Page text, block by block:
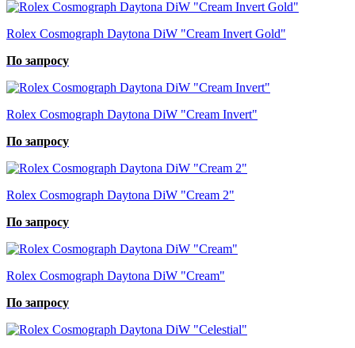
Rolex Cosmograph Daytona DiW "Cream Invert Gold"
По запросу
Rolex Cosmograph Daytona DiW "Cream Invert"
По запросу
Rolex Cosmograph Daytona DiW "Cream 2"
По запросу
Rolex Cosmograph Daytona DiW "Cream"
По запросу